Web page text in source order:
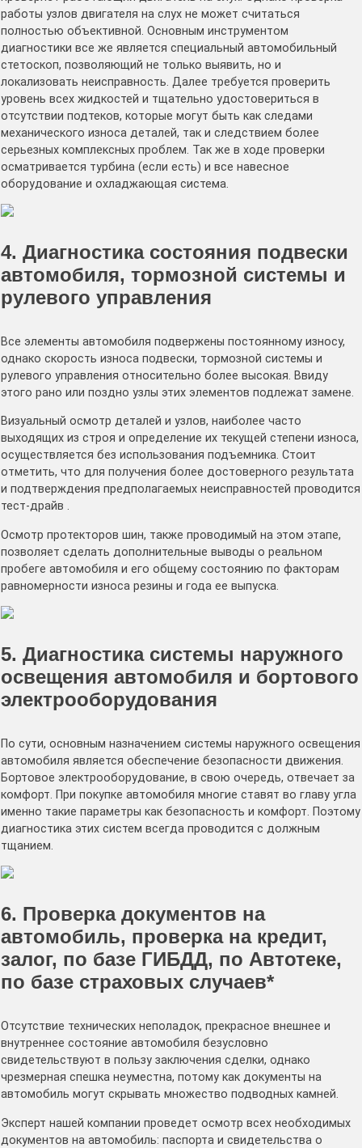
работы узлов двигателя на слух не может считаться
полностью объективной. Основным инструментом
диагностики все же является специальный автомобильный
стетоскоп, позволяющий не только выявить, но и
локализовать неисправность. Далее требуется проверить
уровень всех жидкостей и тщательно удостовериться в
отсутствии подтеков, которые могут быть как следами
механического износа деталей, так и следствием более
серьезных комплексных проблем. Так же в ходе проверки
осматривается турбина (если есть) и все навесное
оборудование и охладжающая система.
4. Диагностика состояния подвески
автомобиля, тормозной системы и
рулевого управления
Все элементы автомобиля подвержены постоянному износу,
однако скорость износа подвески, тормозной системы и
рулевого управления относительно более высокая. Ввиду
этого рано или поздно узлы этих элементов подлежат замене.
Визуальный осмотр деталей и узлов, наиболее часто
выходящих из строя и определение их текущей степени износа,
осуществляется без использования подъемника. Стоит
отметить, что для получения более достоверного результата
и подтверждения предполагаемых неисправностей проводится
тест-драйв .
Осмотр протекторов шин, также проводимый на этом этапе,
позволяет сделать дополнительные выводы о реальном
пробеге автомобиля и его общему состоянию по факторам
равномерности износа резины и года ее выпуска.
5. Диагностика системы наружного
освещения автомобиля и бортового
электрооборудования
По сути, основным назначением системы наружного освещения
автомобиля является обеспечение безопасности движения.
Бортовое электрооборудование, в свою очередь, отвечает за
комфорт. При покупке автомобиля многие ставят во главу угла
именно такие параметры как безопасность и комфорт. Поэтому
диагностика этих систем всегда проводится с должным
тщанием.
6. Проверка документов на
автомобиль, проверка на кредит,
залог, по базе ГИБДД, по Автотеке,
по базе страховых случаев*
Отсутствие технических неполадок, прекрасное внешнее и
внутреннее состояние автомобиля безусловно
свидетельствуют в пользу заключения сделки, однако
чрезмерная спешка неуместна, потому как документы на
автомобиль могут скрывать множество подводных камней.
Эксперт нашей компании проведет осмотр всех необходимых
документов на автомобиль: паспорта и свидетельства о